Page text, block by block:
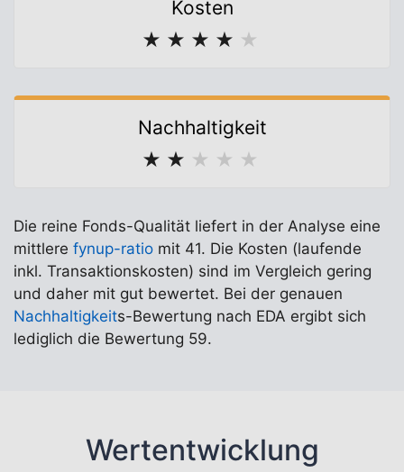
Kosten
★ ★ ★ ★ ★
Nachhaltigkeit
★ ★ ★ ★ ★
Die reine Fonds-Qualität liefert in der Analyse eine
mittlere fynup-ratio mit 41. Die Kosten (laufende
inkl. Transaktionskosten) sind im Vergleich gering
und daher mit gut bewertet. Bei der genauen
Nachhaltigkeits-Bewertung nach EDA ergibt sich
lediglich die Bewertung 59.
Wertentwicklung